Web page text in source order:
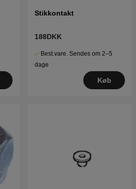
Stikkontakt
188DKK
Best.vare. Sendes om 2–5
dage
Køb